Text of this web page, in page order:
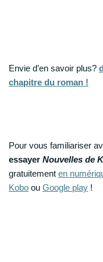
Envie d’en savoir plus?
chapitre du roman !
Pour vous familiariser
essayer Nouvelles de
gratuitement en
Kobo ou Google play !